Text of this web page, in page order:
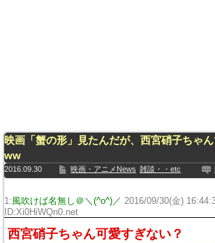
映画「蟹の形」見たんだが、西宮硝子ちゃ
ww
2016.09.30 映画・アニメNews 雑談・・etc
1:風吹けば名無し＠＼(^o^)／ 2016/09/30(金)
ID:Xi0HiWQn0.net
西宮硝子ちゃん可愛すぎない？